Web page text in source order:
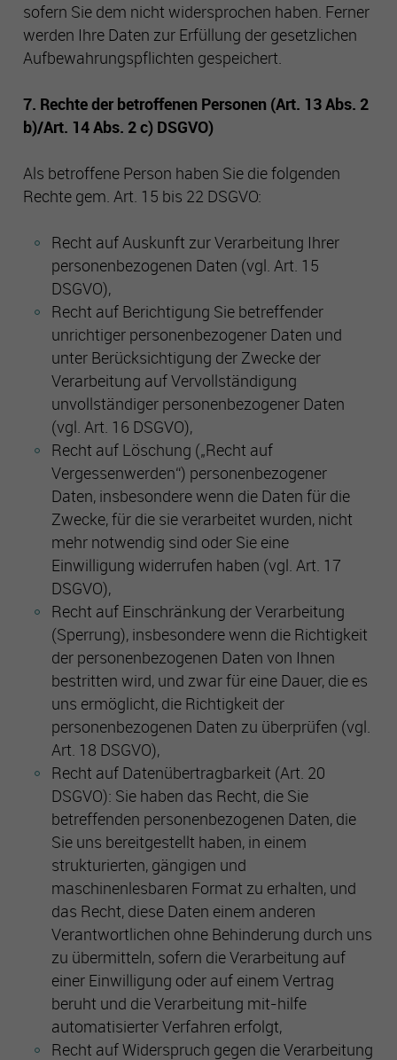
sofern Sie dem nicht widersprochen haben. Ferner
werden Ihre Daten zur Erfüllung der gesetzlichen
Aufbewahrungspflichten gespeichert.
7. Rechte der betroffenen Personen (Art. 13 Abs. 2
b)/Art. 14 Abs. 2 c) DSGVO)
Als betroffene Person haben Sie die folgenden
Rechte gem. Art. 15 bis 22 DSGVO:
Recht auf Auskunft zur Verarbeitung Ihrer
personenbezogenen Daten (vgl. Art. 15
DSGVO),
Recht auf Berichtigung Sie betreffender
unrichtiger personenbezogener Daten und
unter Berücksichtigung der Zwecke der
Verarbeitung auf Vervollständigung
unvollständiger personenbezogener Daten
(vgl. Art. 16 DSGVO),
Recht auf Löschung („Recht auf
Vergessenwerden“) personenbezogener
Daten, insbesondere wenn die Daten für die
Zwecke, für die sie verarbeitet wurden, nicht
mehr notwendig sind oder Sie eine
Einwilligung widerrufen haben (vgl. Art. 17
DSGVO),
Recht auf Einschränkung der Verarbeitung
(Sperrung), insbesondere wenn die Richtigkeit
der personenbezogenen Daten von Ihnen
bestritten wird, und zwar für eine Dauer, die es
uns ermöglicht, die Richtigkeit der
personenbezogenen Daten zu überprüfen (vgl.
Art. 18 DSGVO),
Recht auf Datenübertragbarkeit (Art. 20
DSGVO): Sie haben das Recht, die Sie
betreffenden personenbezogenen Daten, die
Sie uns bereitgestellt haben, in einem
strukturierten, gängigen und
maschinenlesbaren Format zu erhalten, und
das Recht, diese Daten einem anderen
Verantwortlichen ohne Behinderung durch uns
zu übermitteln, sofern die Verarbeitung auf
einer Einwilligung oder auf einem Vertrag
beruht und die Verarbeitung mit-hilfe
automatisierter Verfahren erfolgt,
Recht auf Widerspruch gegen die Verarbeitung